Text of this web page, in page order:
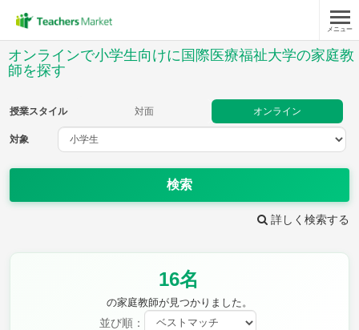
メニュー
オンラインで小学生向けに国際医療福祉大学の家庭教
師を探す
授業スタイル 対面 オンライン
対象
検索
詳しく検索する
16名
の家庭教師が見つかりました。
並び順：
対象
音楽
時給：¥1,000 ～ ¥10,000